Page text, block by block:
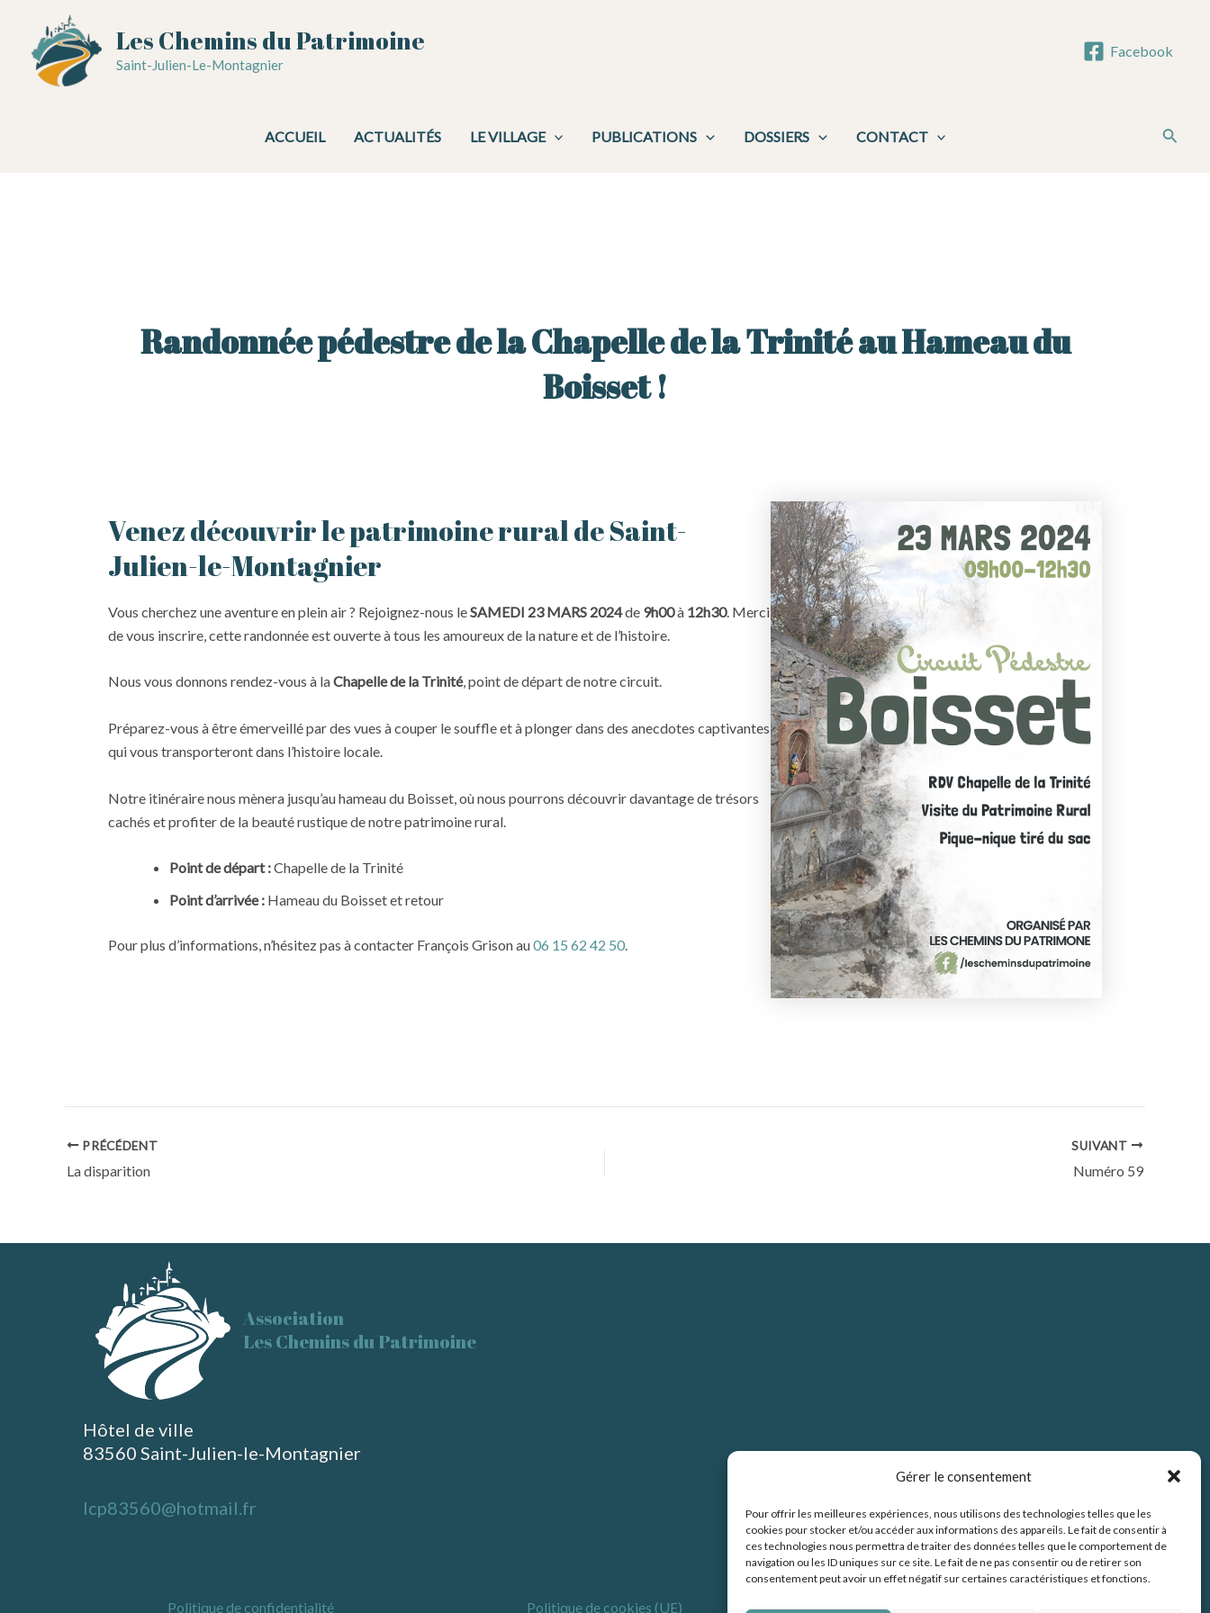
Gérer le consentement
Pour offrir les meilleures expériences, nous utilisons des technologies telles que les
cookies pour stocker et/ou accéder aux informations des appareils. Le fait de consentir à
ces technologies nous permettra de traiter des données telles que le comportement de
navigation ou les ID uniques sur ce site. Le fait de ne pas consentir ou de retirer son
consentement peut avoir un effet négatif sur certaines caractéristiques et fonctions.
contenu
Les Chemins du Patrimoine
Saint-Julien-Le-Montagnier
Facebook
ACCUEIL ACTUALITÉS LE VILLAGE PUBLICATIONS DOSSIERS CONTACT
Randonnée pédestre de la Chapelle de la Trinité au Hameau du
Boisset !
Venez découvrir le patrimoine rural de Saint-
Julien-le-Montagnier
Vous cherchez une aventure en plein air ? Rejoignez-nous leSAMEDI 23 MARS 2024de 9h00à 12h30. Merci
de vous inscrire, cette randonnée est ouverte à tous les amoureux de la nature et de l’histoire.
Nous vous donnons rendez-vous à laChapelle de la Trinité, point de départ de notre circuit.
Préparez-vous à être émerveillé par des vues à couper le souffle et à plonger dans des anecdotes captivantes
qui vous transporteront dans l’histoire locale.
Notre itinéraire nous mènera jusqu’au hameau du Boisset, où nous pourrons découvrir davantage de trésors
cachés et profiter de la beauté rustique de notre patrimoine rural.
Point de départ :Chapelle de la Trinité
Point d’arrivée : Hameau du Boisset et retour
Pour plus d’informations, n’hésitez pas à contacter François Grison au06 15 62 42 50.
Navigation
des
PRÉCÉDENT
La disparition
SUIVANT
Numéro 59
Association
Les Chemins du Patrimoine
Hôtel de ville
83560 Saint-Julien-le-Montagnier
lcp83560@hotmail.fr
Politique de confidentialité Politique de cookies (UE)